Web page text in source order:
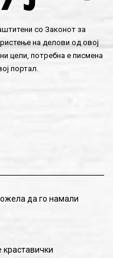
со Законот за
на делови од овој
цели, потребна е писмена
портал.
да го намали